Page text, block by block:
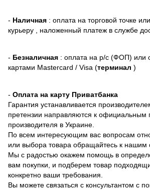
- Наличная : оплата на торговой точке
курьеру , наложенный платеж в службе
- Безналичная : оплата на р/с (ФОП) или
картами Mastercard / Visa (терминал )
- Оплата на карту Приватбанка
Гарантия устанавливается
претензии направляются к официальным
производителя в Украине.
По всем интересующим вас вопросам
или выбора товара обращайтесь к нашим
Мы с радостью окажем помощь в
вам покупки, и подберем товар
конкретно ваши требования.
Вы можете связаться с консультантом с